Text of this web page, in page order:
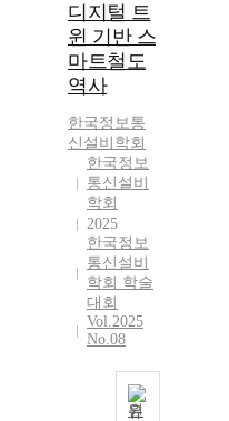
디지털 트
윈 기반 스
마트철도
역사
한국정보통
신설비학회
한국정보
통신설비
학회
2025
한국정보
통신설비
학회 학술
대회
Vol.2025
No.08
원